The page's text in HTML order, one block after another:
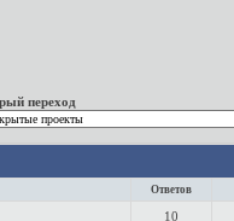
переход
Ответов
10